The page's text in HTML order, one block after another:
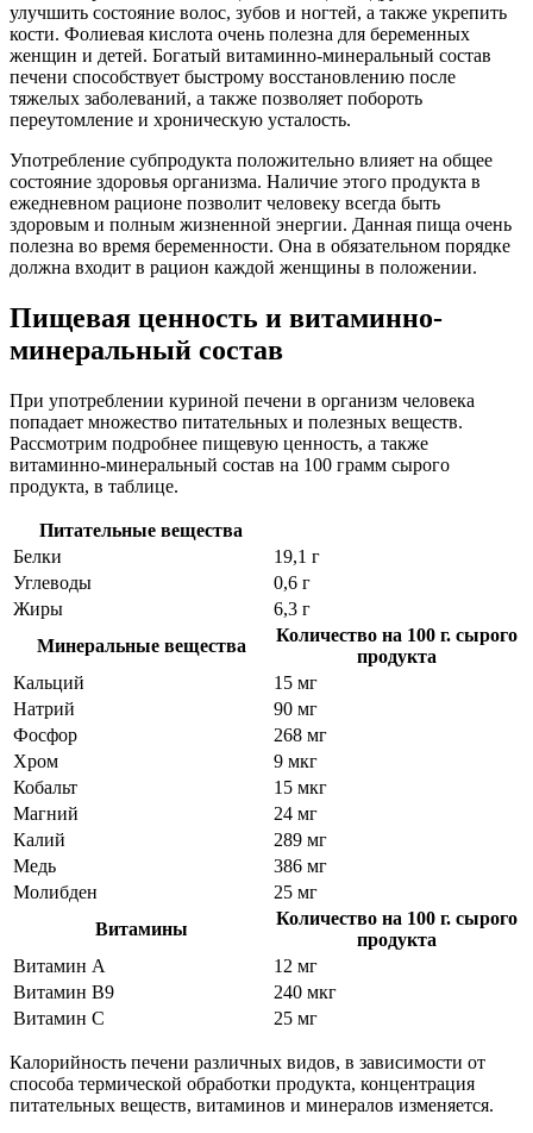
улучшить состояние волос, зубов и ногтей, а также укрепить
кости. Фолиевая кислота очень полезна для беременных
женщин и детей. Богатый витаминно-минеральный состав
печени способствует быстрому восстановлению после
тяжелых заболеваний, а также позволяет побороть
переутомление и хроническую усталость.
Употребление субпродукта положительно влияет на общее
состояние здоровья организма. Наличие этого продукта в
ежедневном рационе позволит человеку всегда быть
здоровым и полным жизненной энергии. Данная пища очень
полезна во время беременности. Она в обязательном порядке
должна входит в рацион каждой женщины в положении.
Пищевая ценность и витаминно-
минеральный состав
При употреблении куриной печени в организм человека
попадает множество питательных и полезных веществ.
Рассмотрим подробнее пищевую ценность, а также
витаминно-минеральный состав на 100 грамм сырого
продукта, в таблице.
Питательные вещества
Белки
19,1 г
Углеводы
0,6 г
Жиры
6,3 г
Минеральные вещества
Количество на 100 г. сырого
продукта
Кальций
15 мг
Натрий
90 мг
Фосфор
268 мг
Хром
9 мкг
Кобальт
15 мкг
Магний
24 мг
Калий
289 мг
Медь
386 мг
Молибден
25 мг
Витамины
Количество на 100 г. сырого
продукта
Витамин А
12 мг
Витамин В9
240 мкг
Витамин C
25 мг
Калорийность печени различных видов, в зависимости от
способа термической обработки продукта, концентрация
питательных веществ, витаминов и минералов изменяется.